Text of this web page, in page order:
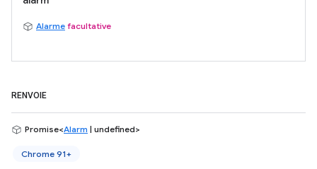
Alarme facultative
RENVOIE
Promise<Alarm | undefined>
Chrome 91+